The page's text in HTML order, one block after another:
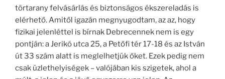
törtarany felvásárlás és biztonságos ékszereladás is
elérhető. Amitől igazán megnyugodtam, az az, hogy
fizikai jelenléttel is bírnak Debrecennek nem is egy
pontján: a Jerikó utca 25, a Petőfi tér 17-18 és az István
út 33 szám alatt is meglelhetjük őket. Ezek pedig nem
csak üzlethelyiségek – valójában kis szigetek, ahol a